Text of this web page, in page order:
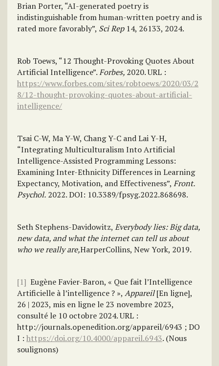
Brian Porter, “AI-generated poetry is
indistinguishable from human-written poetry and is
rated more favorably”, Sci Rep14, 26133, 2024.
Rob Toews, “12 Thought-Provoking Quotes About
Artificial Intelligence”.Forbes, 2020. URL :
https://www.forbes.com/sites/robtoews/2020/03/2
8/12-thought-provoking-quotes-about-artificial-
intelligence/
Tsai C-W, Ma Y-W, Chang Y-C and Lai Y-H,
“Integrating Multiculturalism Into Artificial
Intelligence-Assisted Programming Lessons:
Examining Inter-Ethnicity Differences in Learning
Expectancy, Motivation, and Effectiveness”, Front.
Psychol. 2022. DOI: 10.3389/fpsyg.2022.868698.
Seth Stephens-Davidowitz, Everybody lies: Big data,
new data, and what the internet can tell us about
who we really are,HarperCollins, New York, 2019.
[1] Eugène Favier-Baron, « Que fait l’Intelligence
Artificielle à l’intelligence ? », Appareil[En ligne],
26 | 2023, mis en ligne le 23 novembre 2023,
consulté le 10 octobre 2024. URL :
http://journals.openedition.org/appareil/6943 ; DO
I : https://doi.org/10.4000/appareil.6943. (Nous
soulignons)